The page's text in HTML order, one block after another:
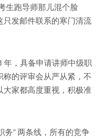
生跑导师那儿混个脸
发邮件联系的寒门清流
年，具备申请讲师中级职
的评审会从严从紧，不
家都高度重视，积极准
务” 两条线，所有的竞争